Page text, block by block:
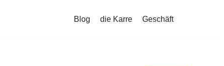
Blog die Karre Geschäft